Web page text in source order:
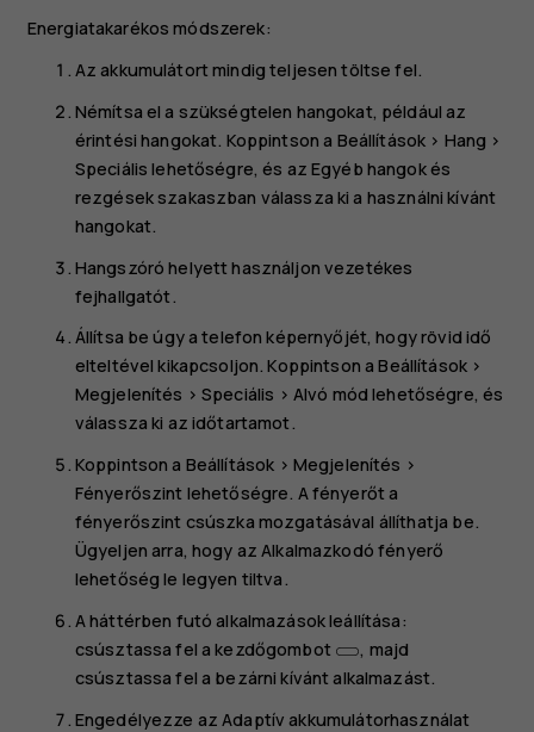
Energiatakarékos módszerek:
Az akkumulátort mindig teljesen töltse fel.
Némítsa el a szükségtelen hangokat, például az
érintési hangokat. Koppintson a Beállítások > Hang >
Speciális lehetőségre, és azEgyéb hangok és
rezgésekszakaszban válassza ki a használni kívánt
hangokat.
Hangszóró helyett használjon vezetékes
fejhallgatót.
Állítsa be úgy a telefon képernyőjét, hogy rövid idő
elteltével kikapcsoljon. Koppintson aBeállítások>
Megjelenítés >Speciális > Alvó mód lehetőségre, és
válassza ki az időtartamot.
Koppintson a Beállítások > Megjelenítés >
Fényerőszint lehetőségre. A fényerőt a
fényerőszint csúszka mozgatásával állíthatja be.
Ügyeljen arra, hogy azAlkalmazkodó fényerő
lehetőség le legyen tiltva.
A háttérben futó alkalmazások leállítása:
csúsztassa fel a kezdőgombot
, majd
csúsztassa fel a bezárni kívánt alkalmazást.
Engedélyezze az Adaptív akkumulátorhasználat